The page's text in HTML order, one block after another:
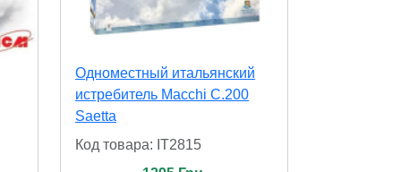
Одноместный итальянский
истребитель Macchi C.200
Saetta
Код товара: IT2815